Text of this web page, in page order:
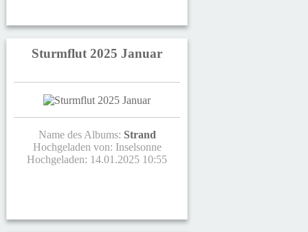
Sturmflut 2025 Januar
Name des Albums: Strand
Hochgeladen von: Inselsonne
Hochgeladen: 14.01.2025 10:55